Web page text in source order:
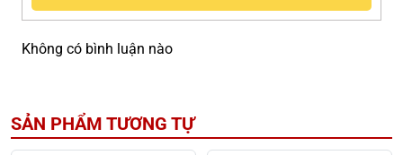
Không có bình luận nào
SẢN PHẨM TƯƠNG TỰ